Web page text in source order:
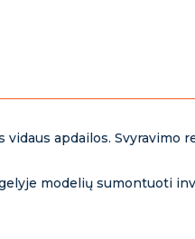
apdailos. Svyravimo
modelių